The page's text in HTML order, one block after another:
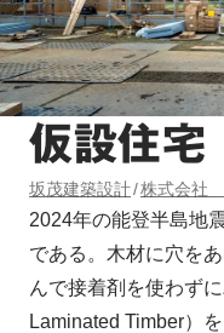
仮設住宅
坂茂建築設計 株式会社
2024年の能登半島地
である。木材に穴を
んで接着剤を使わず
Laminated Timber）